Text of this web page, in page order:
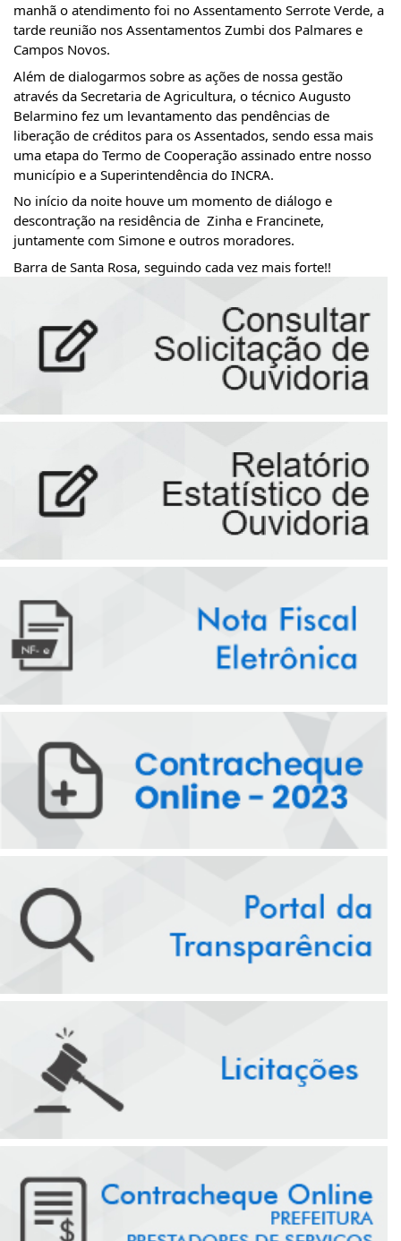
manhã o atendimento foi no Assentamento Serrote Verde, a
tarde reunião nos Assentamentos Zumbi dos Palmares e
Campos Novos.
Além de dialogarmos sobre as ações de nossa gestão
através da Secretaria de Agricultura, o técnico Augusto
Belarmino fez um levantamento das pendências de
liberação de créditos para os Assentados, sendo essa mais
uma etapa do Termo de Cooperação assinado entre nosso
município e a Superintendência do INCRA.
No início da noite houve um momento de diálogo e
descontração na residência de  Zinha e Francinete,
juntamente com Simone e outros moradores.
Barra de Santa Rosa, seguindo cada vez mais forte!!